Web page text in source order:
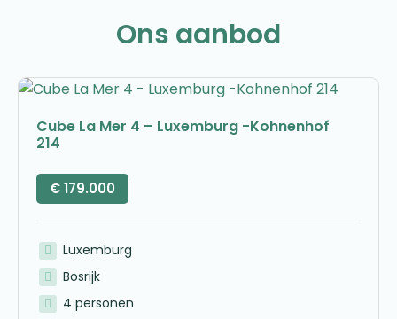
Ons aanbod
Cube La Mer 4 – Luxemburg -Kohnenhof
214
€179.000
Luxemburg
Bosrijk
4 personen